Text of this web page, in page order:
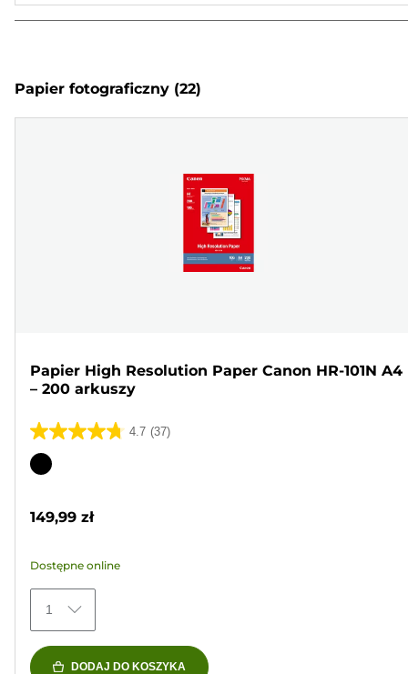
Papier fotograficzny (22)
Papier High Resolution Paper Canon HR-101N A4
– 200 arkuszy
4.7 (37)
4.7
na
Wkład
149,99 zł
Dostępne online
1
DODAJ DO KOSZYKA